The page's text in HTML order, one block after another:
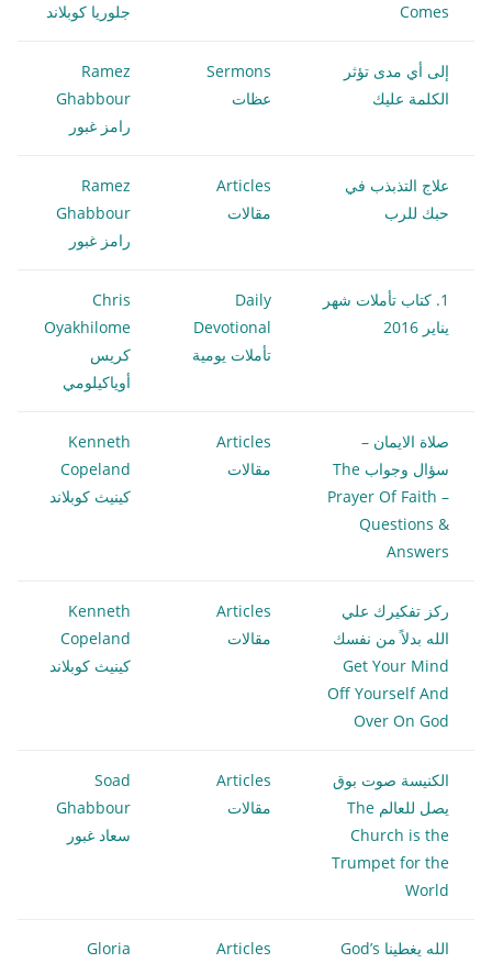
Comes
جلوريا كوبلاند
إلى أي مدى تؤثر
الكلمة عليك
Sermons
عظات
Ramez
Ghabbour
رامز غبور
علاج التذبذب في
حبك للرب
Articles
مقالات
Ramez
Ghabbour
رامز غبور
1. كتاب تأملات شهر
يناير 2016
Daily
Devotional
تأملات يومية
Chris
Oyakhilome
كريس
أوياكيلومي
صلاة الايمان –
سؤال وجواب The
Prayer Of Faith –
Questions &
Answers
Articles
مقالات
Kenneth
Copeland
كينيث كوبلاند
ركز تفكيرك علي
الله بدلاً من نفسك
Get Your Mind
Off Yourself And
Over On God
Articles
مقالات
Kenneth
Copeland
كينيث كوبلاند
الكنيسة صوت بوق
يصل للعالم The
Church is the
Trumpet for the
World
Articles
مقالات
Soad
Ghabbour
سعاد غبور
الله يغطينا God’s
Articles
Gloria